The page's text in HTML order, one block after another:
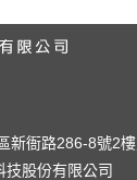
新衙路286-8號2樓
股份有限公司